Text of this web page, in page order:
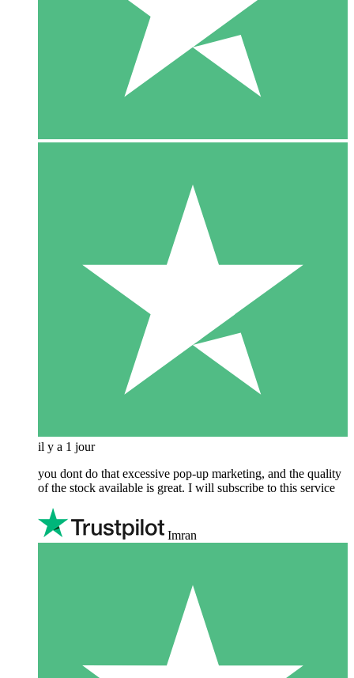
il y a 1 jour
you dont do that excessive pop-up marketing, and the quality
of the stock available is great. I will subscribe to this service
Imran